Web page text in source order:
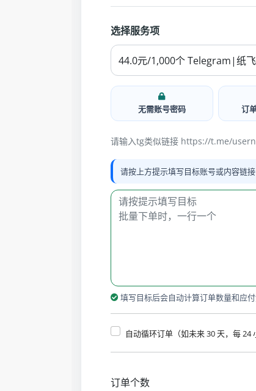
选择服务项
无需账号密码 订
请输入tg类似链接 https://t.me/
请按上方提示填写目标账号或内容链
填写目标后会自动计算订单数量和应
自动循环订单（如未来 30 天，每 24
订单个数